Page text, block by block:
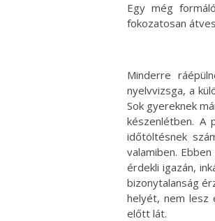
Egy még
fokozatosan
Minderre
nyelvvizsga, a
Sok gyereknek
készenlétben. A
időtöltésnek
valamiben.
érdekli igazán,
bizonytalanság
helyét, nem lesz
előtt lát.